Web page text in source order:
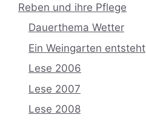
Reben und ihre Pflege
Dauerthema Wetter
Ein Weingarten entsteht
Lese 2006
Lese 2007
Lese 2008